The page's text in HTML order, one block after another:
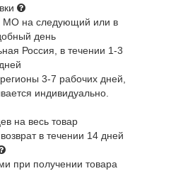
МО на следующий или в
день
Россия , в течении 1-3
3-7 рабочих дней,
индивидуально.
на весь товар
в течении 14 дней
при получении товара